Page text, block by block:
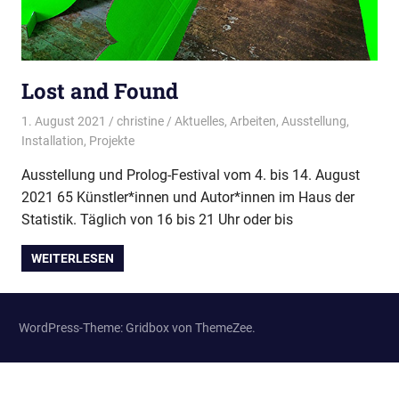
Lost and Found
1. August 2021 christine Aktuelles, Arbeiten, Ausstellung,
Installation, Projekte
Ausstellung und Prolog-Festival vom 4. bis 14. August
2021 65 Künstler*innen und Autor*innen im Haus der
Statistik. Täglich von 16 bis 21 Uhr oder bis
WEITERLESEN
WordPress-Theme: Gridbox von ThemeZee.